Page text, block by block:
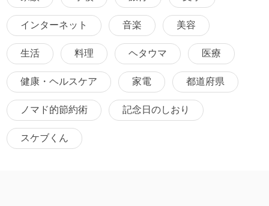
インターネット 音楽 美容
生活 料理 ヘタウマ 医療
健康・ヘルスケア 家電 都道府県
ノマド的節約術 記念日のしおり
スケブくん